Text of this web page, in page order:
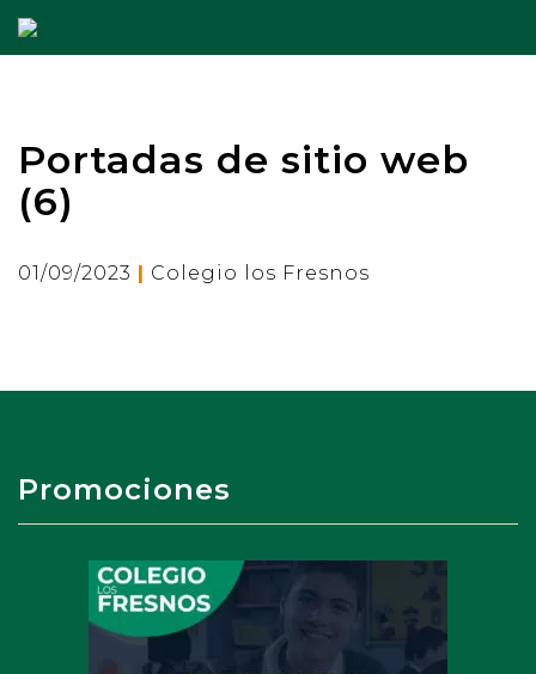
Portadas de sitio web
(6)
01/09/2023 | Colegio los Fresnos
Promociones